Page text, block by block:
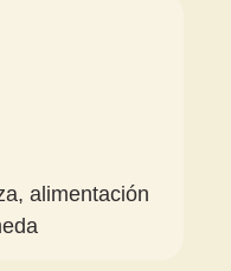
alimentación